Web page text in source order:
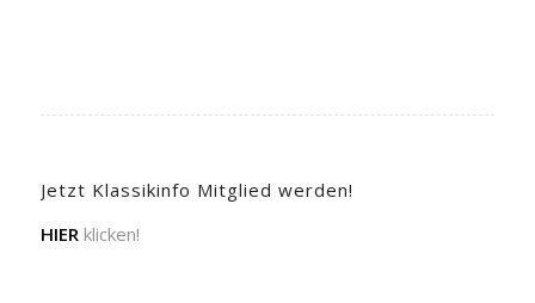
Jetzt Klassikinfo Mitglied werden!
HIER klicken!